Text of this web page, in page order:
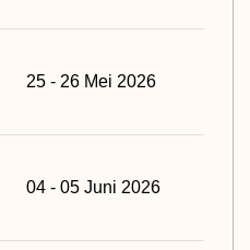
25 - 26 Mei 2026
04 - 05 Juni 2026